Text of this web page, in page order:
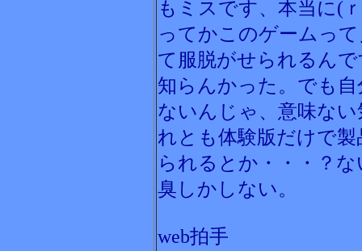
もミスです、本当に(
ってかこのゲームっ
て服脱がせられるん
知らんかった。でも
ないんじゃ、意味な
れとも体験版だけで
られるとか・・・？
臭しかしない。
web拍手